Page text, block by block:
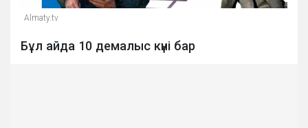
Almaty.tv
Бұл айда 10 демалыс күні бар